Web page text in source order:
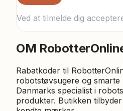
Ved at tilmelde dig
OM
Rabatkoder til
robotstøvsugere og
Danmarks specialist i
produkter. Butikken